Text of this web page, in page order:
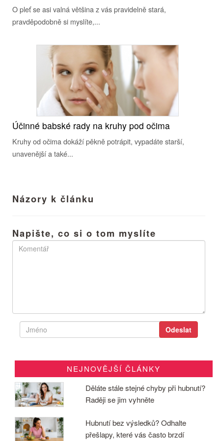
O pleť se asi valná většina z vás pravidelně stará,
pravděpodobně si myslíte,...
Účinné babské rady na kruhy pod očima
Kruhy od očima dokáží pěkně potrápit, vypadáte starší,
unavenější a také...
Názory k článku
Napište, co si o tom myslíte
NEJNOVĚJŠÍ ČLÁNKY
Děláte stále stejné chyby při hubnutí?
Raději se jim vyhněte
Hubnutí bez výsledků? Odhalte
přešlapy, které vás často brzdí